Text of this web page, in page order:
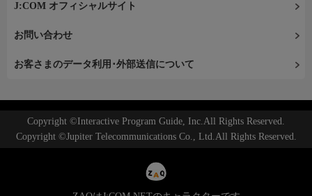
J:COM オフィシャルサイト
お問い合わせ
お客さまのデータ利用･外部送信について
Copyright ©Interactive Program Guide, Inc.All Rights Reserved.
Copyright ©Jupiter Telecommunications Co., Ltd.All Rights Reserved.